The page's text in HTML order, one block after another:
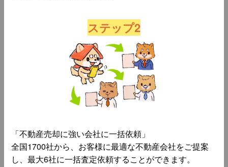
ステップ2
「不動産売却に強い会社に一括依頼」
全国1700社から、お客様に最適な不動産会社をご提案
し、最大6社に一括査定依頼することができます。